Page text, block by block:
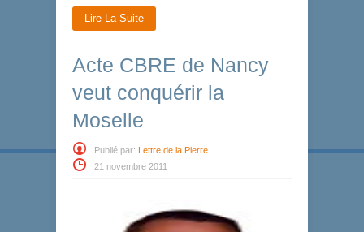
Lire La Suite
Acte CBRE de Nancy
veut conquérir la
Moselle
Publié par: Lettre de la Pierre
21 novembre 2011